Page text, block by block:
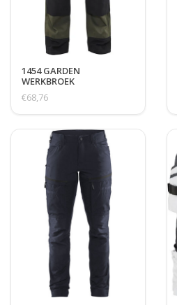
1454 GARDEN
WERKBROEK
€68,76